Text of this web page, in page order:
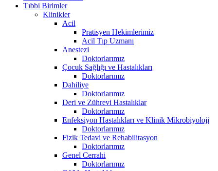
Tıbbi Birimler
Klinikler
Acil
Pratisyen Hekimlerimiz
Acil Tıp Uzmanı
Anestezi
Doktorlarımız
Çocuk Sağlığı ve Hastalıkları
Doktorlarımız
Dahiliye
Doktorlarımız
Deri ve Zührevi Hastalıklar
Doktorlarımız
Enfeksiyon Hastalıkları ve Klinik Mikrobiyoloji
Doktorlarımız
Fizik Tedavi ve Rehabilitasyon
Doktorlarımız
Genel Cerrahi
Doktorlarımız